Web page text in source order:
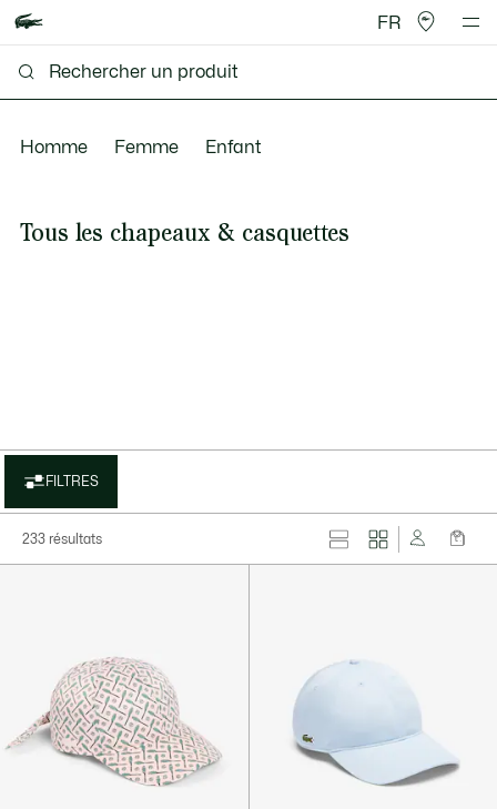
FR
Homme Femme Enfant
Tous les chapeaux & casquettes
FILTRES
233 résultats